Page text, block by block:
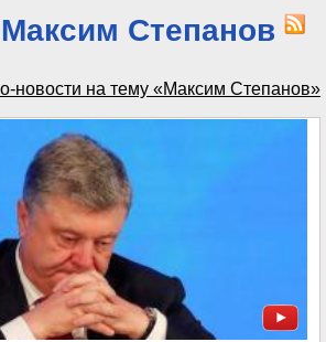
Максим Степанов
новости на тему «Максим Степанов»